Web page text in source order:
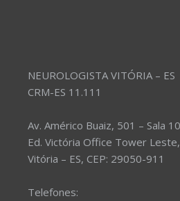
NEUROLOGISTA VITÓRIA – ES
CRM-ES 11.111
Av. Américo Buaiz, 501 – Sala
Ed. Victória Office Tower
Vitória – ES, CEP: 29050-911
Telefones: